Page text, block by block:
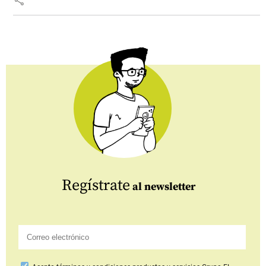
Regístrate al newsletter